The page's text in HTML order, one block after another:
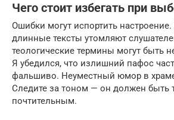
Чего стоит избегать при
Ошибки могут испортить
длинные тексты утомляют
теологические термины могут быть
Я убедился, что излишний пафос
фальшиво. Неуместный юмор в
Следите за тоном — он должен быть
почтительным.